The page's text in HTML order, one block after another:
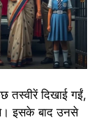
दिखाई गईं,
इसके बाद उनसे